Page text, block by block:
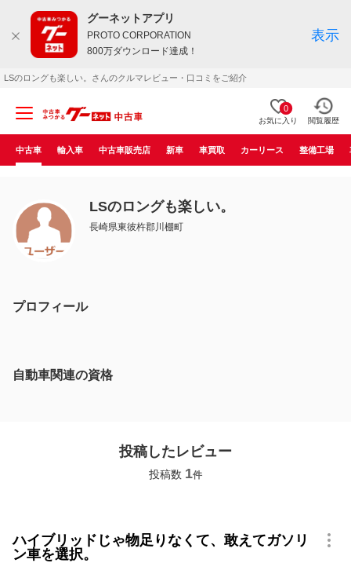
グーネットアプリ
PROTO CORPORATION
800万ダウンロード達成！
表示
LSのロングも楽しい。さんのクルマレビュー・口コミをご紹介
0
お気に入り 閲覧履歴
中古車 輸入車 中古車販売店 新車 車買取 カーリース 整備工場
LSのロングも楽しい。
長崎県東彼杵郡川棚町
プロフィール
自動車関連の資格
投稿したレビュー
投稿数 1件
ハイブリッドじゃ物足りなくて、敢えてガソリ
ン車を選択。